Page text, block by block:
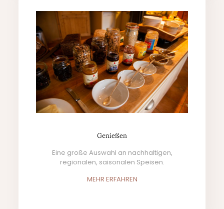
Genießen
Eine große Auswahl an nachhaltigen,
regionalen, saisonalen Speisen.
MEHR ERFAHREN